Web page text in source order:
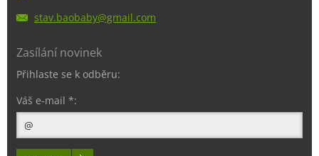
stav.baobaby@gmail.com
Zasílání novinek
Přihlaste se k odběru:
Váš e-mail *: